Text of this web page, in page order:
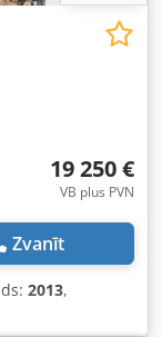
19 250 €
VB plus PVN
Zvanīt
2013,